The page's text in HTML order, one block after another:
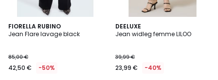
FIORELLA RUBINO
Jean Flare lavage black
85,00 €
42,50 € -50%
DEELUXE
Jean widleg femme LILOO
39,99 €
23,99 € -40%
4
Couleurs